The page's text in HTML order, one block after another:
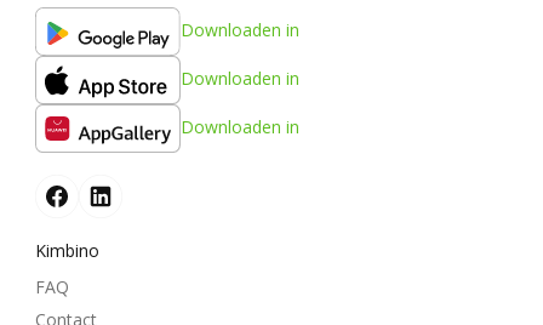
Downloaden in
Downloaden in
Downloaden in
Kimbino
FAQ
Contact